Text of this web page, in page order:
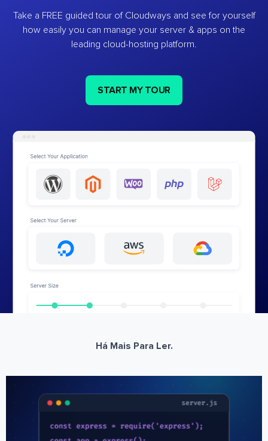
Take a FREE guided tour of Cloudways and see for yourself
how easily you can manage your server & apps on the
leading cloud-hosting platform.
START MY TOUR
Há Mais Para Ler.